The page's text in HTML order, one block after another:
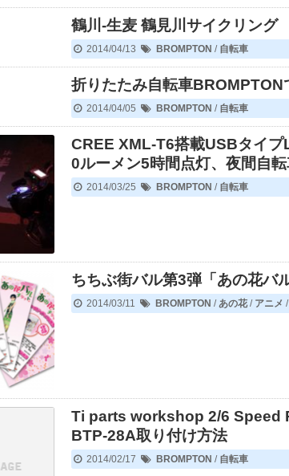
鶴川-生麦 鶴見川サイクリング
2014/04/13 BROMPTON / 自転車
折りたたみ自転車
2014/04/05 BROMPTON / 自転車
CREE XML-T6搭載USBタイ
0ルーメン5時間点灯、夜間自転
2014/03/25 BROMPTON / 自転車
ちちぶ街バル第3弾「あの花バ
2014/03/11 BROMPTON /あの花/ アニメ /
Ti parts workshop 2/6 Speed
BTP-28A取り付け方法
2014/02/17 BROMPTON / 自転車